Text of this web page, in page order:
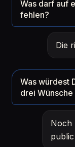
Was darf auf
fehlen?
Die
Was würdest
drei
Noch
public